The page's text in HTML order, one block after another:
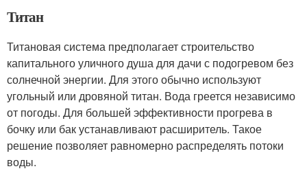
Титан
Титановая система предполагает строительство
капитального уличного душа для дачи с подогревом без
солнечной энергии. Для этого обычно используют
угольный или дровяной титан. Вода греется независимо
от погоды. Для большей эффективности прогрева в
бочку или бак устанавливают расширитель. Такое
решение позволяет равномерно распределять потоки
воды.